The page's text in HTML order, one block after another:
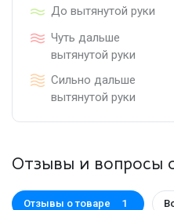
До вытянутой руки
Чуть дальше
вытянутой руки
Сильно дальше
вытянутой руки
Отзывы и вопросы
Отзывы о товаре 1